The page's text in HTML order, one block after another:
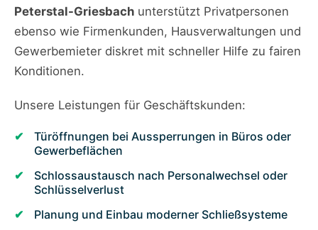
Peterstal-Griesbach unterstützt Privatpersonen
ebenso wie Firmenkunden, Hausverwaltungen und
Gewerbemieter diskret mit schneller Hilfe zu fairen
Konditionen.
Unsere Leistungen für Geschäftskunden:
Türöffnungen bei Aussperrungen in Büros oder
Gewerbeflächen
Schlossaustausch nach Personalwechsel oder
Schlüsselverlust
Planung und Einbau moderner Schließsysteme